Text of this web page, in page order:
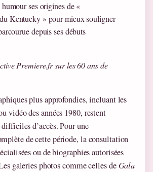
ses origines de «
Kentucky » pour mieux souligner
depuis ses débuts
Premiere.fr sur les 60 ans de
plus approfondies, incluant les
vidéo des années 1980, restent
d’accès. Pour une
de cette période, la consultation
ou de biographies autorisées
galeries photos comme celles deGala